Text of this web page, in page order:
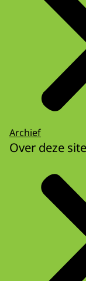
Archief
Over deze site